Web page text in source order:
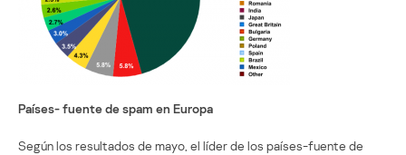
Países- fuente de spam en Europa
Según los resultados de mayo, el líder de los países-fuente de